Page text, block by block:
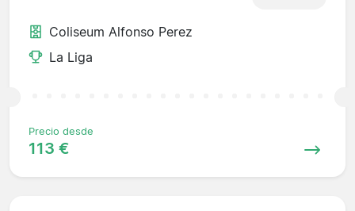
Coliseum Alfonso Perez
La Liga
Precio desde
113 €